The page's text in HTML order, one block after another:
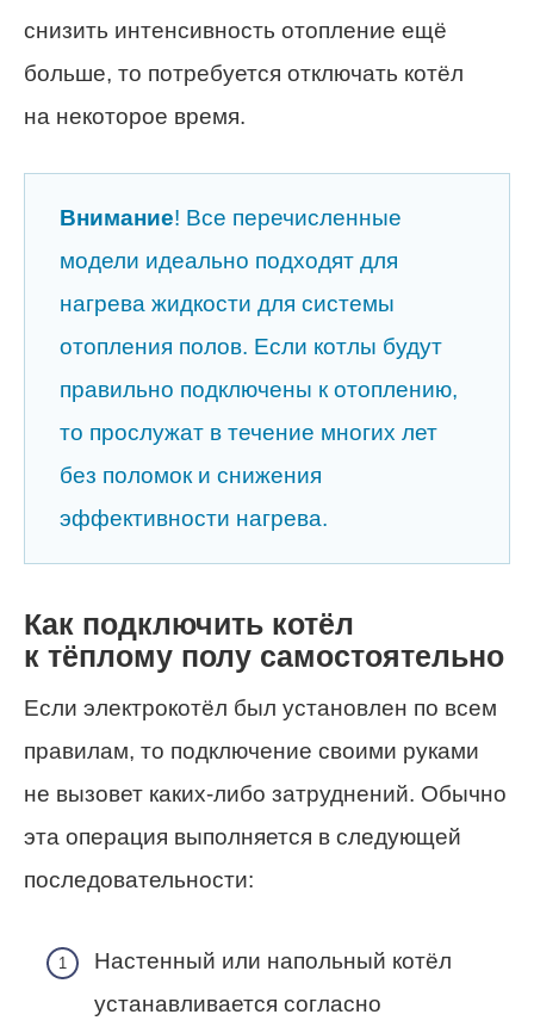
снизить интенсивность отопление ещё
больше, то потребуется отключать котёл
на некоторое время.
Внимание! Все перечисленные
модели идеально подходят для
нагрева жидкости для системы
отопления полов. Если котлы будут
правильно подключены к отоплению,
то прослужат в течение многих лет
без поломок и снижения
эффективности нагрева.
Как подключить котёл
к тёплому полу самостоятельно
Если электрокотёл был установлен по всем
правилам, то подключение своими руками
не вызовет каких-либо затруднений. Обычно
эта операция выполняется в следующей
последовательности:
Настенный или напольный котёл
устанавливается согласно